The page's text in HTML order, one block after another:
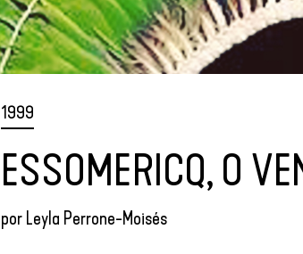
1999
ESSOMERICQ, O
por Leyla Perrone-Moisés